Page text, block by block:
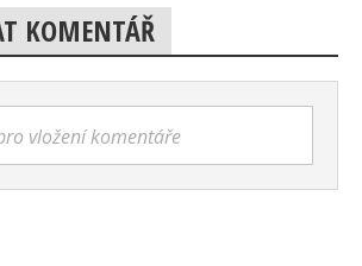
KOMENTÁŘ
vložení komentáře